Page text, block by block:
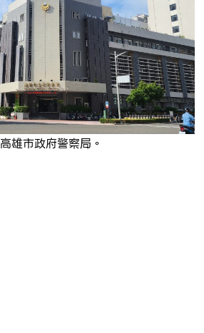
高雄市政府警察局。